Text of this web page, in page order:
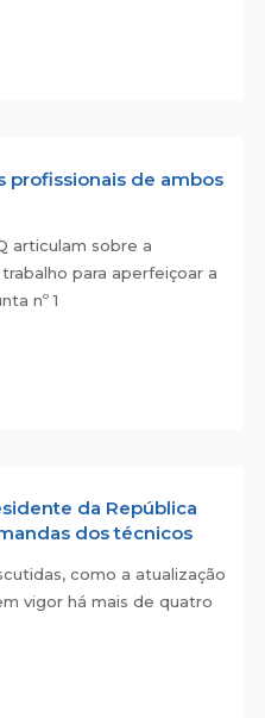
profissionais de ambos
articulam sobre a
para aperfeiçoar a
nº 1
da República
dos técnicos
como a atualização
vigor há mais de quatro